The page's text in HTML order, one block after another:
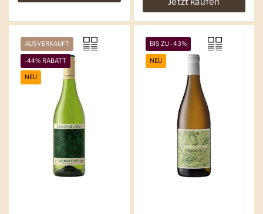
AUSVERKAUFT
-44% RABATT
NEU
BIS ZU -43%
NEU